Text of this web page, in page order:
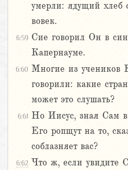
умерли: ядущий хлеб
вовек.
6:59 Сие говорил Он в
Капернауме.
6:60 Многие из учеников
говорили: какие
может это слушать?
6:61 Но Иисус, зная Сам
Его ропщут на то,
соблазняет вас?
6:62 Что ж, если увидите